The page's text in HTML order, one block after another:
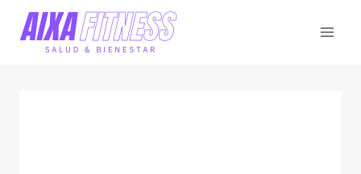
Saltar
contenido